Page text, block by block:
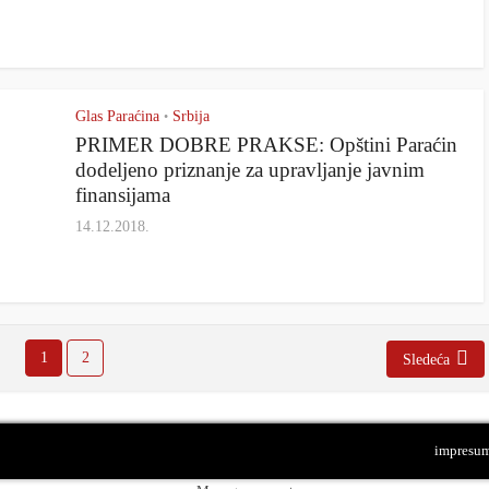
Glas Paraćina • Srbija
PRIMER DOBRE PRAKSE: Opštini Paraćin
dodeljeno priznanje za upravljanje javnim
finansijama
14.12.2018.
1 2 Sledeća